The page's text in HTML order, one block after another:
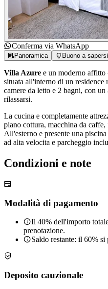
Conferma via WhatsApp
Panoramica Buono a sapersi
Villa Azure e un moderno
situata all'interno di un
camere da letto e 2 bagni, con
rilassarsi.
La cucina e completamente
piano cottura, macchina da
All'esterno e presente una
ad alta velocita e parcheggio
Condizioni e note
Modalità di pagamento
Il 40% dell'importo
prenotazione.
Saldo restante: il 60%
Deposito cauzionale